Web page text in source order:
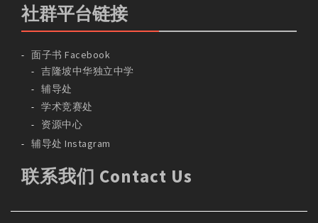
社群平台链接
面子书 Facebook
吉隆坡中华独立中学
辅导处
学术竞赛处
资源中心
辅导处 Instagram
联系我们 Contact Us